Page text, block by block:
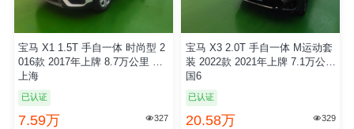
宝马 X1 1.5T 手自一体 时尚型 2
016款 2017年上牌 8.7万公里 国5
上海
已认证
7.59万 327
宝马 X3 2.0T 手自一体 M运动套
装 2022款 2021年上牌 7.1万公里
国6
已认证
20.58万 329